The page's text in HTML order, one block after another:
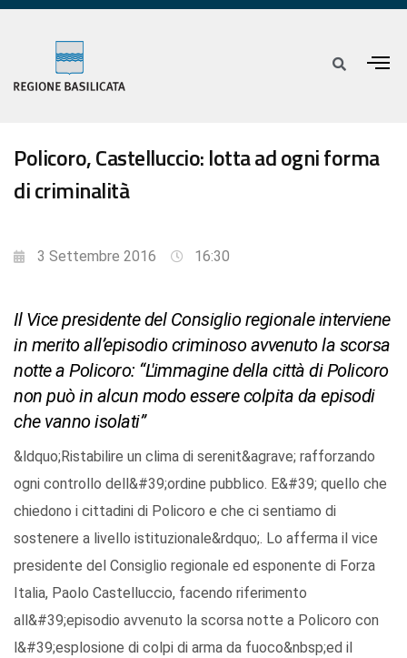
Policoro, Castelluccio: lotta ad ogni forma
di criminalità
3 Settembre 2016 16:30
Il Vice presidente del Consiglio regionale interviene
in merito all’episodio criminoso avvenuto la scorsa
notte a Policoro: “L'immagine della città di Policoro
non può in alcun modo essere colpita da episodi
che vanno isolati”
&ldquo;Ristabilire un clima di serenit&agrave; rafforzando
ogni controllo dell&#39;ordine pubblico. E&#39; quello che
chiedono i cittadini di Policoro e che ci sentiamo di
sostenere a livello istituzionale&rdquo;. Lo afferma il vice
presidente del Consiglio regionale ed esponente di Forza
Italia, Paolo Castelluccio, facendo riferimento
all&#39;episodio avvenuto la scorsa notte a Policoro con
l&#39;esplosione di colpi di arma da fuoco&nbsp;ed il